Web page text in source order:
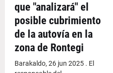
que "analizará" el
posible cubrimiento
de la autovía en la
zona de Rontegi
Barakaldo, 26 jun 2025 . El